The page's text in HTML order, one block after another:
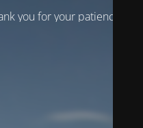
you for your patience!